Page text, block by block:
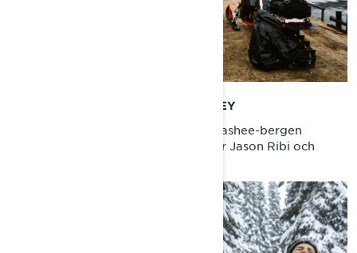
INTRO: AN UNEXPECTED JOURNEY
Ge dig ut på en resa in i Nord-Monashee-bergen
tillsammans med Lynx-ambassadör Jason Ribi och